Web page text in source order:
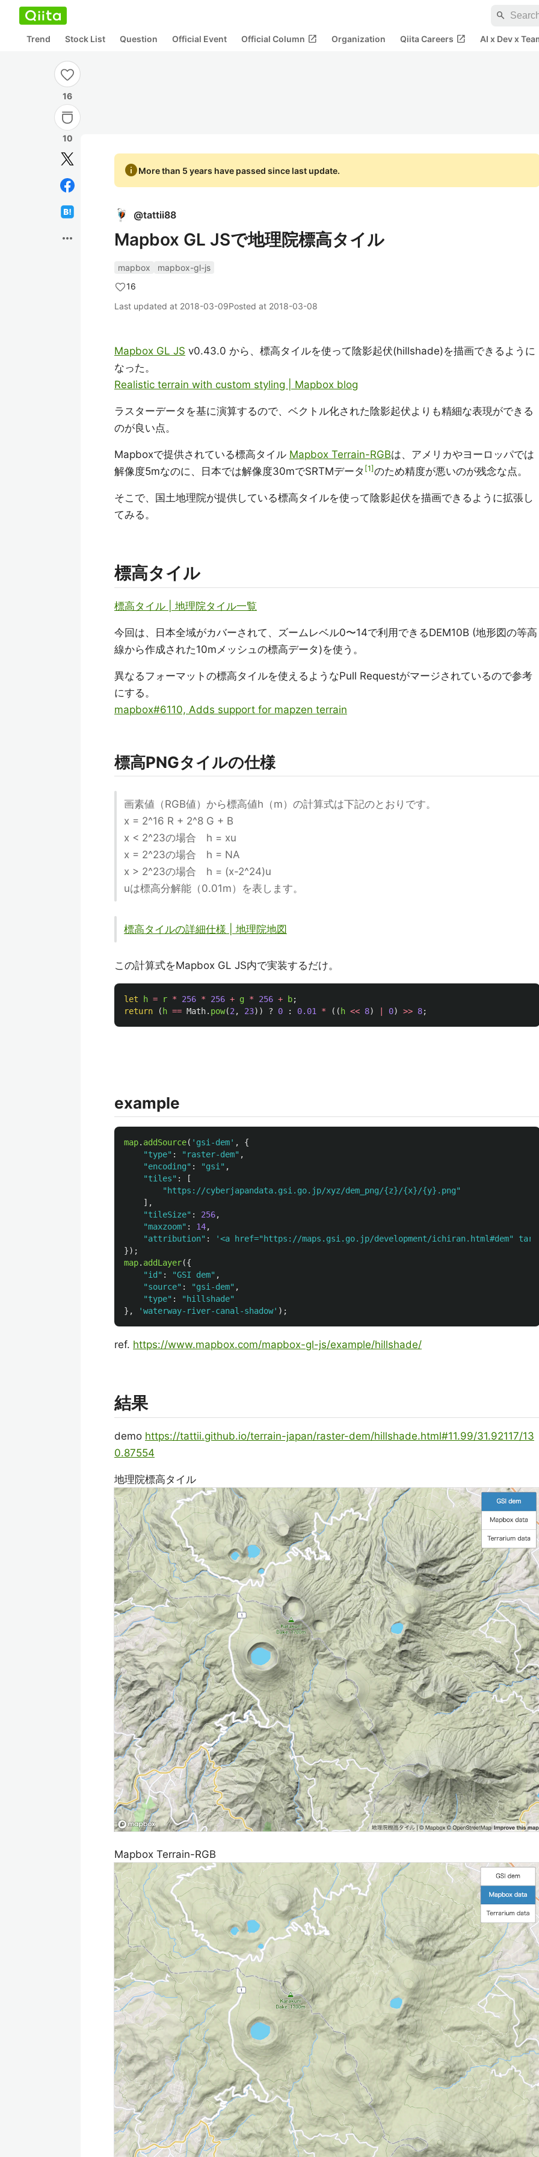
search
Trend Stock List Question Official Event Official Column open_in_new Organization Qiita Careers open_in_new AI x Dev x
16
10
more_horiz
infoMore than 5 years have passed since last update.
@tattii88
Mapbox GL JSで地理院標高タイル
mapbox
mapbox-gl-js
16
Last updated at 2018-03-09Posted at 2018-03-08
Mapbox GL JS v0.43.0 から、標高タイルを使って陰影起伏(hillshade)を描画できるように
なった。
Realistic terrain with custom styling | Mapbox blog
ラスターデータを基に演算するので、ベクトル化された陰影起伏よりも精細な表現ができる
のが良い点。
Mapboxで提供されている標高タイル Mapbox Terrain-RGBは、アメリカやヨーロッパでは
解像度5mなのに、日本では解像度30mでSRTMデータ 1 のため精度が悪いのが残念な点。
そこで、国土地理院が提供している標高タイルを使って陰影起伏を描画できるように拡張し
てみる。
標高タイル
標高タイル | 地理院タイル一覧
今回は、日本全域がカバーされて、ズームレベル0〜14で利用できるDEM10B (地形図の等高
線から作成された10mメッシュの標高データ)を使う。
異なるフォーマットの標高タイルを使えるようなPull Requestがマージされているので参考
にする。
mapbox#6110, Adds support for mapzen terrain
標高PNGタイルの仕様
画素値（RGB値）から標高値h（m）の計算式は下記のとおりです。
x = 2^16 R + 2^8 G + B
x < 2^23の場合 h = xu
x = 2^23の場合 h = NA
x > 2^23の場合 h = (x-2^24)u
uは標高分解能（0.01m）を表します。
標高タイルの詳細仕様 | 地理院地図
この計算式をMapbox GL JS内で実装するだけ。
let h = r * 256 * 256 + g * 256 + b;
return
( h == Math. pow(2 , 23)) ? 0 : 0.01 * (( h << 8) 0) >> 8;
example
map. addSource( ' gsi-dem' ,
{
"type" : " raster-dem" ,
"encoding" : "gsi " ,
"tiles" :
[
" https://cyberjapandata.gsi.go.jp/xyz/dem_png/{z}/{x}/{y}.png"
],
"tileSize" : 256,
"maxzoom" : 14,
"attribution" : '<a href="https://maps.gsi.go.jp/development/ichiran.html#dem"
});
map. addLayer({
"id " : "GSI dem" ,
"source" : "gsi-dem" ,
"type" : " hillshade"
},
'waterway-river-canal-shadow' );
ref. https://www.mapbox.com/mapbox-gl-js/example/hillshade/
結果
demo https://tattii.github.io/terrain-japan/raster-dem/hillshade.html#11.99/31.92117/13
0.87554
地理院標高タイル
Mapbox Terrain-RGB